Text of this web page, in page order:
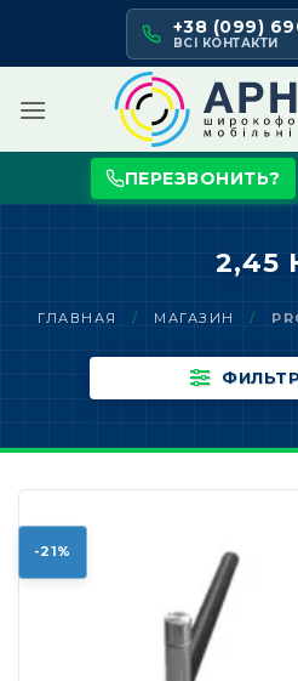
content
+38 (099)
ВСІ КОНТАКТИ
ПЕРЕЗВОНИТЬ?
2,45
ГЛАВНАЯ / МАГАЗИН /
-21%